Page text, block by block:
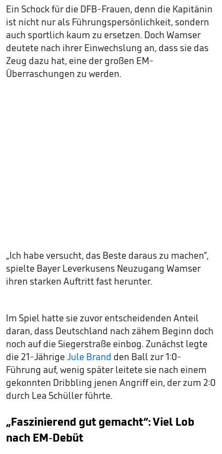
Ein Schock für die DFB-Frauen, denn die Kapitänin
ist nicht nur als Führungspersönlichkeit, sondern
auch sportlich kaum zu ersetzen. Doch Wamser
deutete nach ihrer Einwechslung an, dass sie das
Zeug dazu hat, eine der großen EM-
Überraschungen zu werden.
„Ich habe versucht, das Beste daraus zu machen“,
spielte Bayer Leverkusens Neuzugang Wamser
ihren starken Auftritt fast herunter.
Im Spiel hatte sie zuvor entscheidenden Anteil
daran, dass Deutschland nach zähem Beginn doch
noch auf die Siegerstraße einbog. Zunächst legte
die 21-Jährige Jule Brand den Ball zur 1:0-
Führung auf, wenig später leitete sie nach einem
gekonnten Dribbling jenen Angriff ein, der zum 2:0
durch Lea Schüller führte.
„Faszinierend gut gemacht“: Viel Lob
nach EM-Debüt